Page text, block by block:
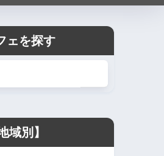
ェを探す
域別】